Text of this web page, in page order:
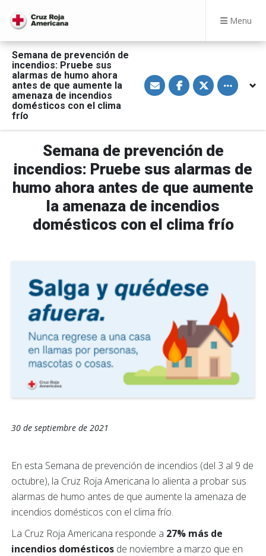
Menu
Semana de prevención de
incendios: Pruebe sus
alarmas de humo ahora
antes de que aumente la
amenaza de incendios
domésticos con el clima
frío
S
h
a
m
i
l
S
h
a
a
c
b
o
o
k
S
h
a
t
e
r
Toggle
Semana de prevención de
incendios: Pruebe sus alarmas de
humo ahora antes de que aumente
la amenaza de incendios
domésticos con el clima frío
30 de septiembre de 2021
En esta Semana de prevención de incendios (del 3 al 9 de
octubre), la Cruz Roja Americana lo alienta a probar sus
alarmas de humo antes de que aumente la amenaza de
incendios domésticos con el clima frío.
La Cruz Roja Americana responde a 27% más de
incendios domésticos de noviembre a marzo que en